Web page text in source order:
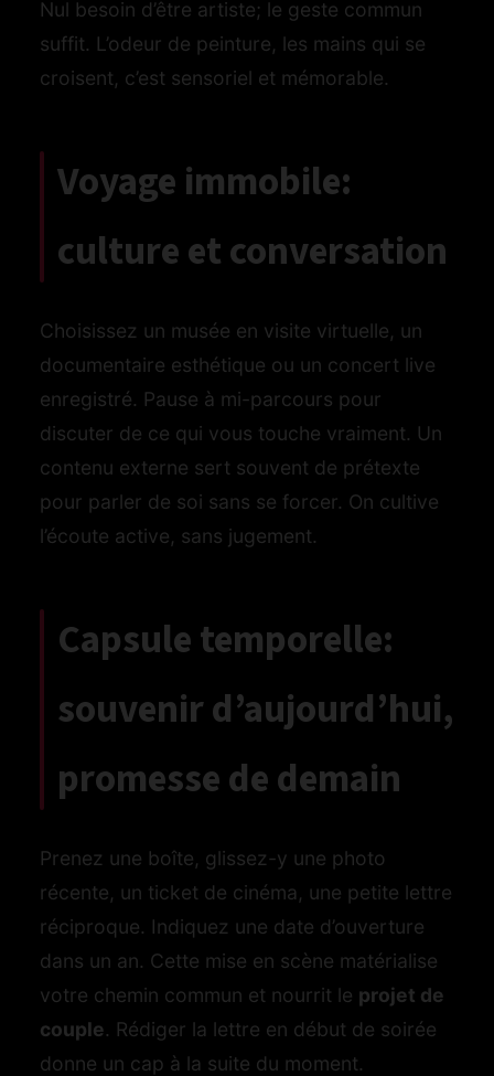
Nul besoin d’être artiste; le geste commun
suffit. L’odeur de peinture, les mains qui se
croisent, c’est sensoriel et mémorable.
Voyage immobile:
culture et conversation
Choisissez un musée en visite virtuelle, un
documentaire esthétique ou un concert live
enregistré. Pause à mi-parcours pour
discuter de ce qui vous touche vraiment. Un
contenu externe sert souvent de prétexte
pour parler de soi sans se forcer. On cultive
l’écoute active, sans jugement.
Capsule temporelle:
souvenir d’aujourd’hui,
promesse de demain
Prenez une boîte, glissez-y une photo
récente, un ticket de cinéma, une petite lettre
réciproque. Indiquez une date d’ouverture
dans un an. Cette mise en scène matérialise
votre chemin commun et nourrit le projet de
couple. Rédiger la lettre en début de soirée
donne un cap à la suite du moment.